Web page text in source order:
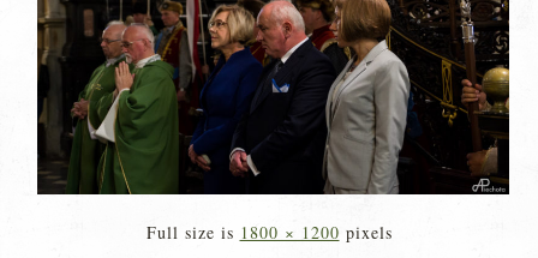
Full size is 1800 × 1200 pixels